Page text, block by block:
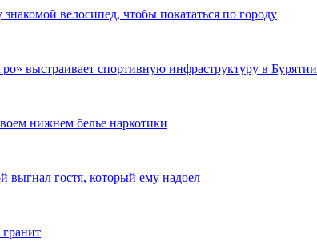
велосипед, чтобы покататься по городу
выстраивает спортивную инфраструктуру в Бурятии
нижнем белье наркотики
выгнал гостя, который ему надоел